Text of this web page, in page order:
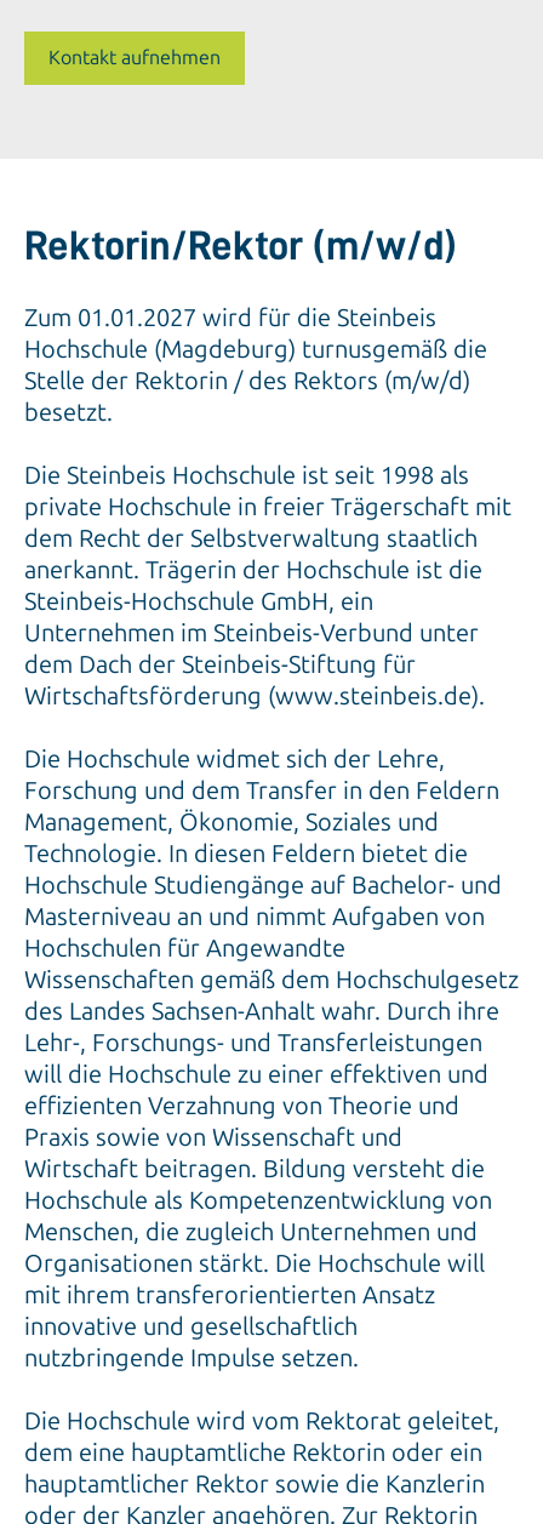
Kontakt aufnehmen
Rektorin/Rektor (m/w/d)
Zum 01.01.2027 wird für die Steinbeis
Hochschule (Magdeburg) turnusgemäß die
Stelle der Rektorin / des Rektors (m/w/d)
besetzt.
Die Steinbeis Hochschule ist seit 1998 als
private Hochschule in freier Trägerschaft mit
dem Recht der Selbstverwaltung staatlich
anerkannt. Trägerin der Hochschule ist die
Steinbeis-Hochschule GmbH, ein
Unternehmen im Steinbeis-Verbund unter
dem Dach der Steinbeis-Stiftung für
Wirtschaftsförderung (www.steinbeis.de).
Die Hochschule widmet sich der Lehre,
Forschung und dem Transfer in den Feldern
Management, Ökonomie, Soziales und
Technologie. In diesen Feldern bietet die
Hochschule Studiengänge auf Bachelor- und
Masterniveau an und nimmt Aufgaben von
Hochschulen für Angewandte
Wissenschaften gemäß dem Hochschulgesetz
des Landes Sachsen-Anhalt wahr. Durch ihre
Lehr-, Forschungs- und Transferleistungen
will die Hochschule zu einer effektiven und
effizienten Verzahnung von Theorie und
Praxis sowie von Wissenschaft und
Wirtschaft beitragen. Bildung versteht die
Hochschule als Kompetenzentwicklung von
Menschen, die zugleich Unternehmen und
Organisationen stärkt. Die Hochschule will
mit ihrem transferorientierten Ansatz
innovative und gesellschaftlich
nutzbringende Impulse setzen.
Die Hochschule wird vom Rektorat geleitet,
dem eine hauptamtliche Rektorin oder ein
hauptamtlicher Rektor sowie die Kanzlerin
oder der Kanzler angehören. Zur Rektorin